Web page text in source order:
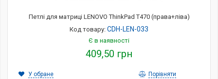
Петлі для матриці LENOVO ThinkPad T470 (права+ліва)
Код товару: CDH-LEN-033
Є в наявності
409,50 грн
У обране Порівняти